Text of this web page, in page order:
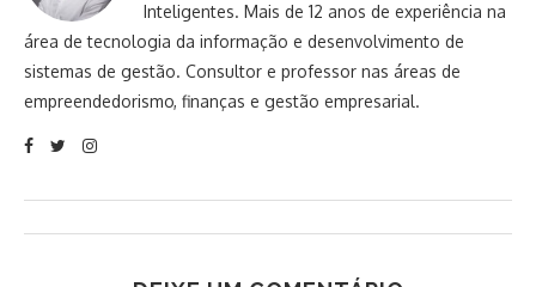
Inteligentes. Mais de 12 anos de experiência na
área de tecnologia da informação e desenvolvimento de
sistemas de gestão. Consultor e professor nas áreas de
empreendedorismo, finanças e gestão empresarial.